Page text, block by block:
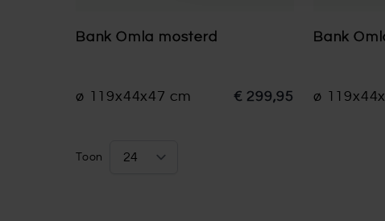
Bank Omla mosterd
ø 119x44x47 cm € 299,95
Bank
ø
Toon